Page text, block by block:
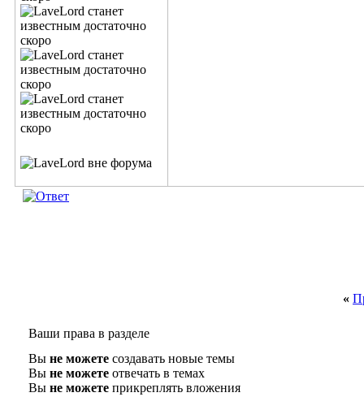
«
Ваши права в разделе
Вы не можете создавать новые темы
Вы не можете отвечать в темах
Вы не можете прикреплять вложения